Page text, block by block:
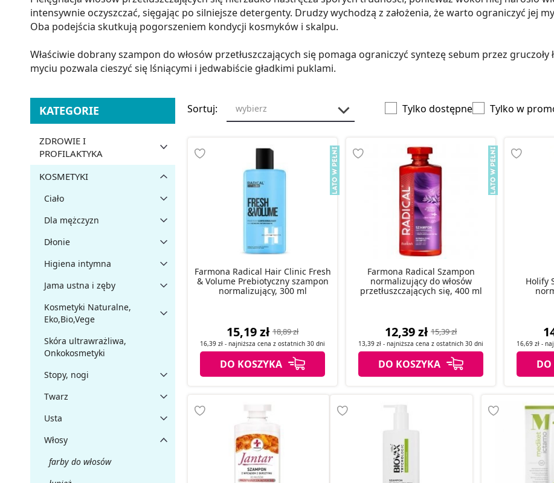
intensywnie oczyszczać, sięgając po silniejsze detergenty. Drudzy wychodzą z założenia, że warto ograniczyć jej
Oba podejścia skutkują pogorszeniem kondycji kosmyków i skalpu.
Właściwie dobrany szampon do włosów przetłuszczających się pomaga ograniczyć syntezę sebum przez
myciu pozwala cieszyć się lśniącymi i jedwabiście gładkimi puklami.
KATEGORIE
ZDROWIE I
PROFILAKTYKA
KOSMETYKI
Ciało
Dla mężczyzn
Dłonie
Higiena intymna
Jama ustna i zęby
Kosmetyki Naturalne,
Eko,Bio,Vege
Skóra ultrawrażliwa,
Onkokosmetyki
Stopy, nogi
Twarz
Usta
Włosy
farby do włosów
Sortuj: wybierz Tylko dostępne Tylko w
Farmona Radical Hair Clinic Fresh
& Volume Prebiotyczny szampon
normalizujący, 300 ml
15,19 zł 18,89 zł
16,39 zł - najniższa cena z ostatnich 30 dni
DO KOSZYKA
Farmona Radical Szampon
normalizujący do włosów
przetłuszczających się, 400 ml
12,39 zł 15,39 zł
13,39 zł - najniższa cena z ostatnich 30 dni
DO KOSZYKA
Holify
16,69 zł -
DO